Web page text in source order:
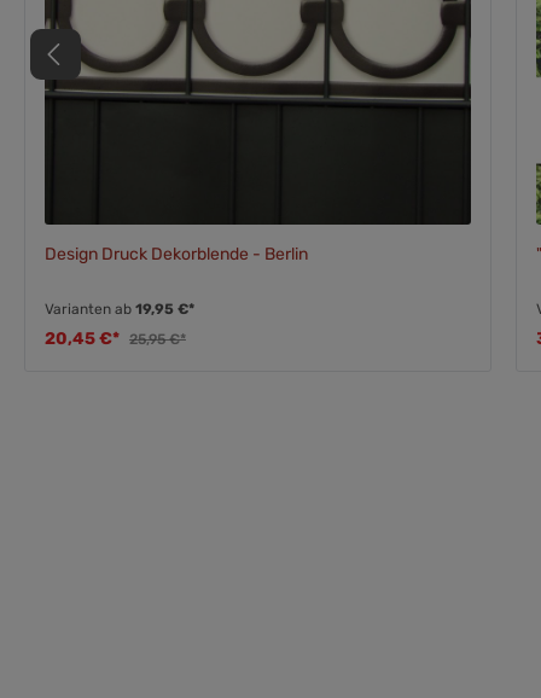
Design Druck Dekorblende - Berlin
Varianten ab19,95 €*
20,45 €* 25,95 €*